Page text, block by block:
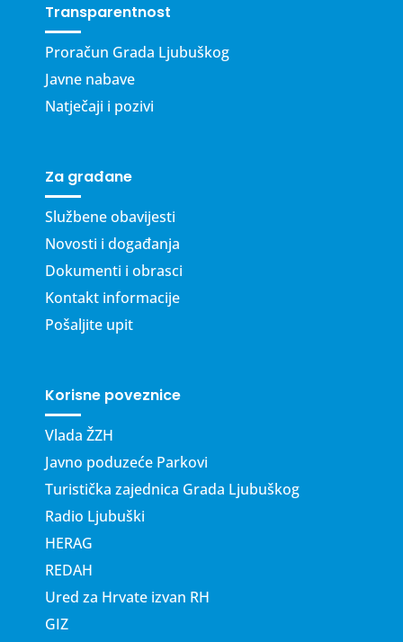
Transparentnost
Proračun Grada Ljubuškog
Javne nabave
Natječaji i pozivi
Za građane
Službene obavijesti
Novosti i događanja
Dokumenti i obrasci
Kontakt informacije
Pošaljite upit
Korisne poveznice
Vlada ŽZH
Javno poduzeće Parkovi
Turistička zajednica Grada Ljubuškog
Radio Ljubuški
HERAG
REDAH
Ured za Hrvate izvan RH
GIZ